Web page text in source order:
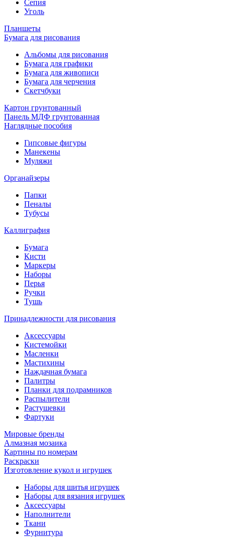
Сепия
Уголь
Планшеты
Бумага для рисования
Альбомы для рисования
Бумага для графики
Бумага для живописи
Бумага для черчения
Скетчбуки
Картон грунтованный
Панель МДФ грунтованная
Наглядные пособия
Гипсовые фигуры
Манекены
Муляжи
Органайзеры
Папки
Пеналы
Тубусы
Каллиграфия
Бумага
Кисти
Маркеры
Наборы
Перья
Ручки
Тушь
Принадлежности для рисования
Аксессуары
Кистемойки
Масленки
Мастихины
Наждачная бумага
Палитры
Планки для подрамников
Распылители
Растушевки
Фартуки
Мировые бренды
Алмазная мозаика
Картины по номерам
Раскраски
Изготовление кукол и игрушек
Наборы для шитья игрушек
Наборы для вязания игрушек
Аксессуары
Наполнители
Ткани
Фурнитура